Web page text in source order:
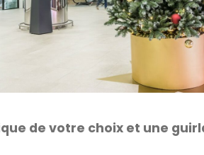
de votre choix et une